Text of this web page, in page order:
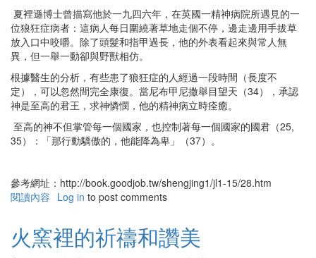
夏裡遜博士曾描寫他於一九四六年，在英國一精神病院所遇見的一
位狼狂症病者：這病人每日圍繞著草地走個不停，邊走邊用手拔草
放入口中咬嚼。除了頭髮和指甲過長，他的外表看起來與常人無
異，但一舉一動卻與野獸相仿。
根據醫生的分析，有些患了狼狂症的人經過一段時間（長度不
定），可以忽然間完全康復。當尼布甲尼撒舉目望天（34），承認
神是至高的君王，求神憐憫，他的精神病立時痊癒。
至高的神不但掌管每一個國家，也控制著每一個國家的國君（25,
35）：「那行動驕傲的，他能降為卑」（37）。
參考網址：http://book.goodjob.tw/shengjing1/jl1-15/28.htm
閱讀內容 有
狼
狂
Log in to post comments
火窯裡的祈禱和讚美